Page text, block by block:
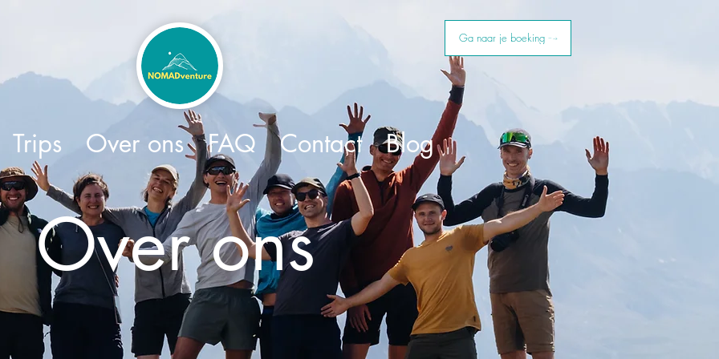
Ga naar je boeking
Trips Over ons FAQ Contact Blog
Over ons